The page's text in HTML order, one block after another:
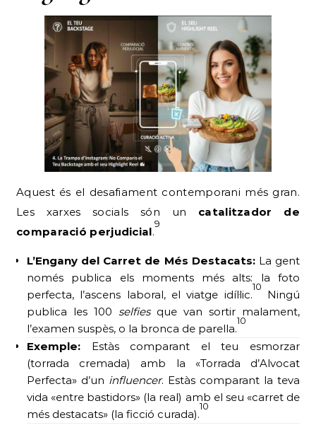
Aquest és el desafiament contemporani més gran.
Les xarxes socials són un catalitzador de
comparació perjudicial.
9
L’Engany del Carret de Més Destacats:La gent
només publica els moments més alts: la foto
perfecta, l’ascens laboral, el viatge idíl·lic.
10
Ningú
publica les 100 selfiesque van sortir malament,
l’examen suspès, o la bronca de parella.
10
Exemple: Estàs comparant el teu esmorzar
(torrada cremada) amb la «Torrada d’Alvocat
Perfecta» d’un influencer. Estàs comparant la teva
vida «entre bastidors» (la real) amb el seu «carret de
més destacats» (la ficció curada).
10